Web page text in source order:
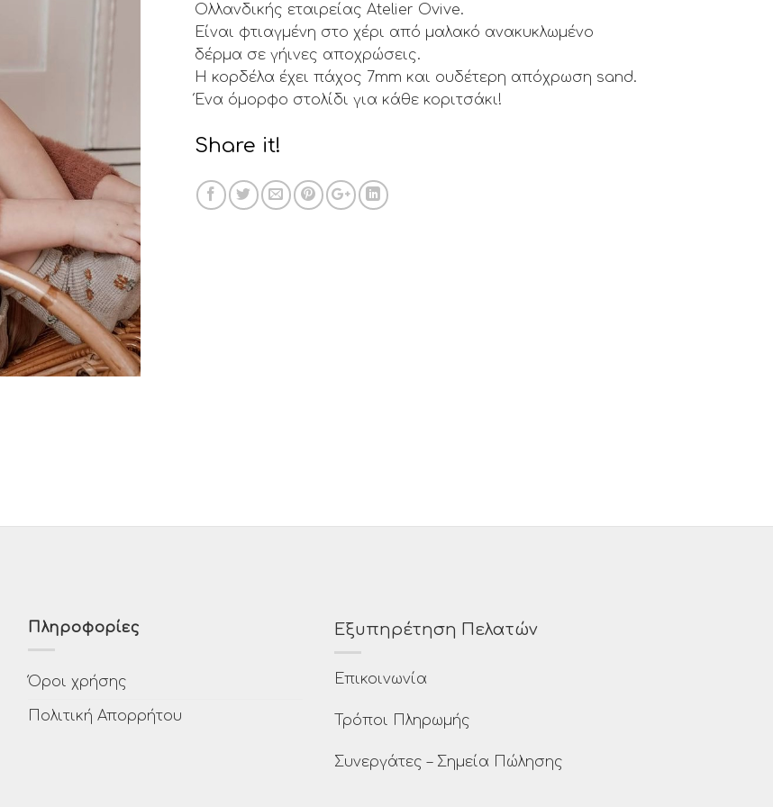
Ολλανδικής εταιρείας Atelier Ovive.
Είναι φτιαγμένη στο χέρι από μαλακό ανακυκλωμένο
δέρμα σε γήινες αποχρώσεις.
Η κορδέλα έχει πάχος 7mm και ουδέτερη απόχρωση sand.
Ένα όμορφο στολίδι για κάθε κοριτσάκι!
Share it!
Πληροφορίες
Όροι χρήσης
Πολιτική Απορρήτου
Εξυπηρέτηση Πελατών
Επικοινωνία
Τρόποι Πληρωμής
Συνεργάτες – Σημεία Πώλησης